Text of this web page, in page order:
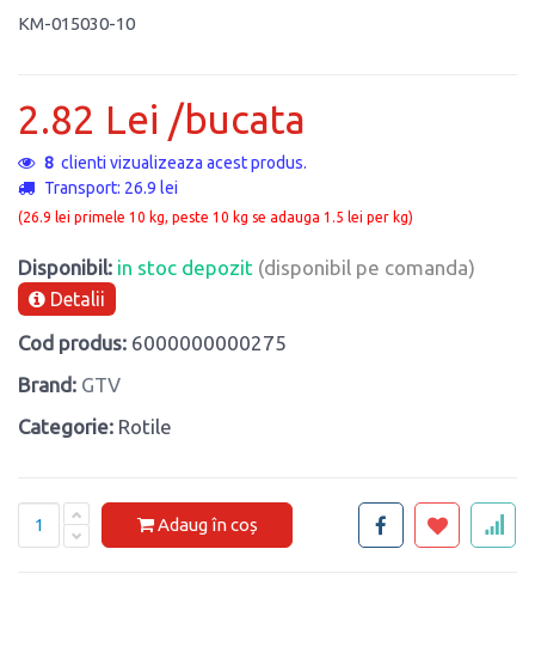
KM-015030-10
2.82 Lei /bucata
8 clienti vizualizeaza acest produs.
Transport: 26.9 lei
(26.9 lei primele 10 kg, peste 10 kg se adauga 1.5 lei per kg)
Disponibil: in stoc depozit (disponibil pe comanda)
Detalii
Cod produs: 6000000000275
Brand: GTV
Categorie: Rotile
Adaug în coș